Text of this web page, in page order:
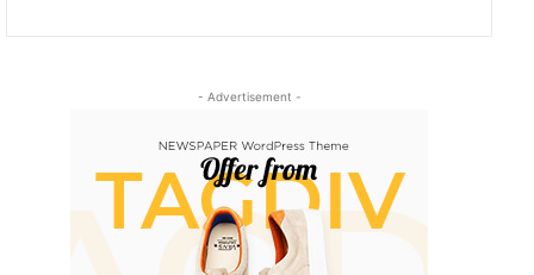
- Advertisement -